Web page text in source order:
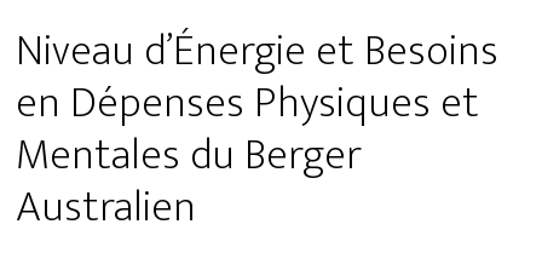
Niveau d’Énergie et Besoins
en Dépenses Physiques et
Mentales du Berger
Australien